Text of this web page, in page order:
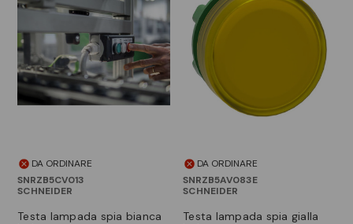
DA ORDINARE
SNRZB5CV013
SCHNEIDER
testa lampada spia bianca
DA ORDINARE
SNRZB5AV083E
SCHNEIDER
testa lampada spia gialla